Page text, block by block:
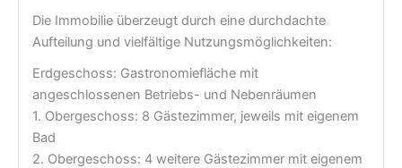
Die Immobilie überzeugt durch eine durchdachte
Aufteilung und vielfältige Nutzungsmöglichkeiten:
Erdgeschoss: Gastronomiefläche mit
angeschlossenen Betriebs- und Nebenräumen
1. Obergeschoss: 8 Gästezimmer, jeweils mit eigenem
Bad
2. Obergeschoss: 4 weitere Gästezimmer mit eigenem